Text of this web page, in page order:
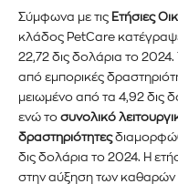
Σύμφωνα με τις Ετήσιες
κλάδος PetCare
22,72 δις δολάρια το 2024.
από εμπορικές
μειωμένο από τα 4,92 δις
ενώ το συνολικό
δραστηριότητες
δις δολάρια το 2024. Η
στην αύξηση των καθαρών